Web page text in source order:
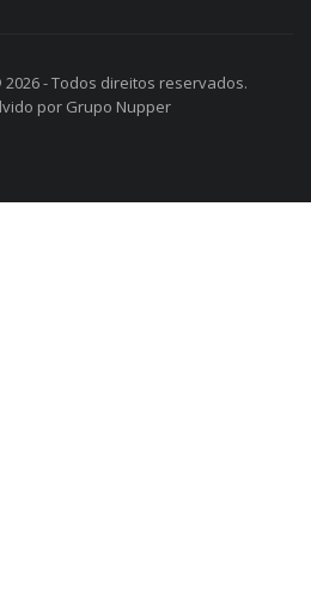
- Todos direitos reservados.
por Grupo Nupper